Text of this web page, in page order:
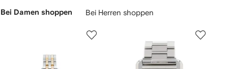
auch die schlichte Eleganz sein, welche die Brand ausmacht.
Armbanduhren
lassen uns
Bei Damen shoppen Bei Herren shoppen